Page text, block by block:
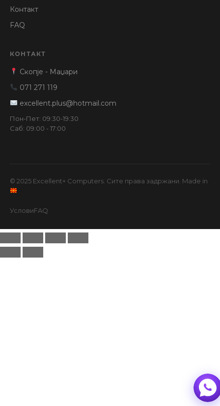
Контакт
FAQ
КОНТАКТ
Скопје - Маџари
071 271 119
excellent.plus@hotmail.com
Пон-Пет: 09:30-19:30
Саб: 09:00 - 17:00
© 2025 Excellent+ Computers. Сите права задржани. Made in
УсловиFAQ